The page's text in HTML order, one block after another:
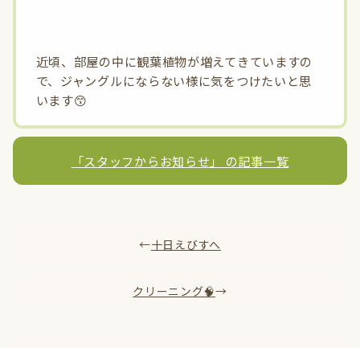
近頃、部屋の中に観葉植物が増えてきていますの
で、ジャングルにならない様に気をつけたいと思
います😙
「スタッフからお知らせ」 の記事一覧
←十日えびすへ
クリーニング🧠→